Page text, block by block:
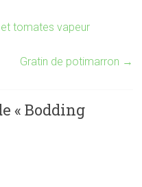
tomates vapeur
Gratin de potimarron →
«Bodding